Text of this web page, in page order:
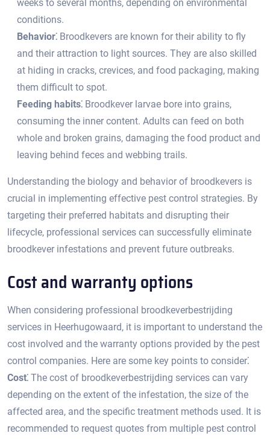
weeks to several months, depending on environmental
conditions.​
Behavior⁚ Broodkevers are known for their ability to fly
and their attraction to light sources. They are also skilled
at hiding in cracks, crevices, and food packaging, making
them difficult to spot.​
Feeding habits⁚ Broodkever larvae bore into grains,
consuming the inner content.​ Adults can feed on both
whole and broken grains, damaging the food product and
leaving behind feces and webbing trails.​
Understanding the biology and behavior of broodkevers is
crucial in implementing effective pest control strategies.​ By
targeting their preferred habitats and disrupting their
lifecycle, professional services can successfully eliminate
broodkever infestations and prevent future outbreaks.​
Cost and warranty options
When considering professional broodkeverbestrijding
services in Heerhugowaard, it is important to understand the
cost involved and the warranty options provided by the pest
control companies.​ Here are some key points to consider⁚
Cost⁚ The cost of broodkeverbestrijding services can vary
depending on the extent of the infestation, the size of the
affected area, and the specific treatment methods used.​ It is
recommended to request quotes from multiple pest control